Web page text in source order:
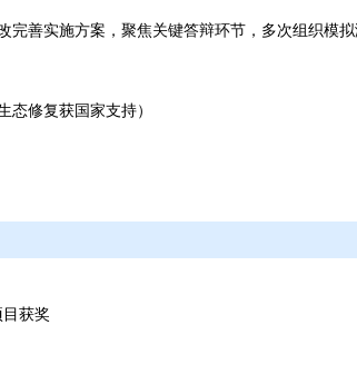
完善实施方案，聚焦关键答辩环节，多次组织模
态修复获国家支持）
获奖